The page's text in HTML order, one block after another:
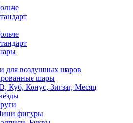
для воздушных шаров
шары
Куб, Конус, Зигзаг, Месяц
фигуры